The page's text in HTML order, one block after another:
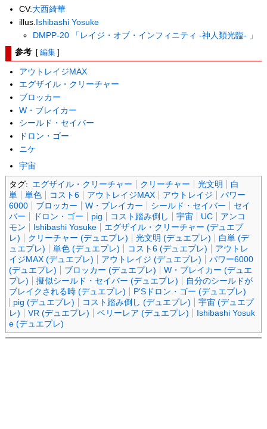
CV:大西綺華
illus. Ishibashi Yosuke
DMPP-20 「レイジ・オブ・インフィニティ -神人類光臨- 」
参考 [ 編集 ]
アウトレイジMAX
エグザイル・クリーチャー
ブロッカー
W・ブレイカー
シールド・セイバー
ドロン・ゴー
ニケ
宇宙
タグ: エグザイル・クリーチャー クリーチャー 光文明
白
単
単色 コスト6 アウトレイジMAX アウトレイジ
パワー
6000
ブロッカー W・ブレイカー シールド・セイバー
セイ
バー
ドロン・ゴー pig コスト踏み倒し 宇宙 UC
アンコ
モン
Ishibashi Yosuke
エグザイル・クリーチャー (デュエプ
レ)
クリーチャー (デュエプレ) 光文明 (デュエプレ)
白単 (デ
ュエプレ)
単色 (デュエプレ) コスト6 (デュエプレ)
アウトレ
イジMAX (デュエプレ)
アウトレイジ (デュエプレ)
パワー6000
(デュエプレ)
ブロッカー (デュエプレ)
W・ブレイカー (デュエ
プレ)
擬似シールド・セイバー (デュエプレ)
自分のシールドが
ブレイクされる時 (デュエプレ)
P'Sドロン・ゴー (デュエプレ)
pig (デュエプレ)
コスト踏み倒し (デュエプレ)
宇宙 (デュエプ
レ)
VR (デュエプレ) ベリーレア (デュエプレ)
Ishibashi Yosuk
e (デュエプレ)